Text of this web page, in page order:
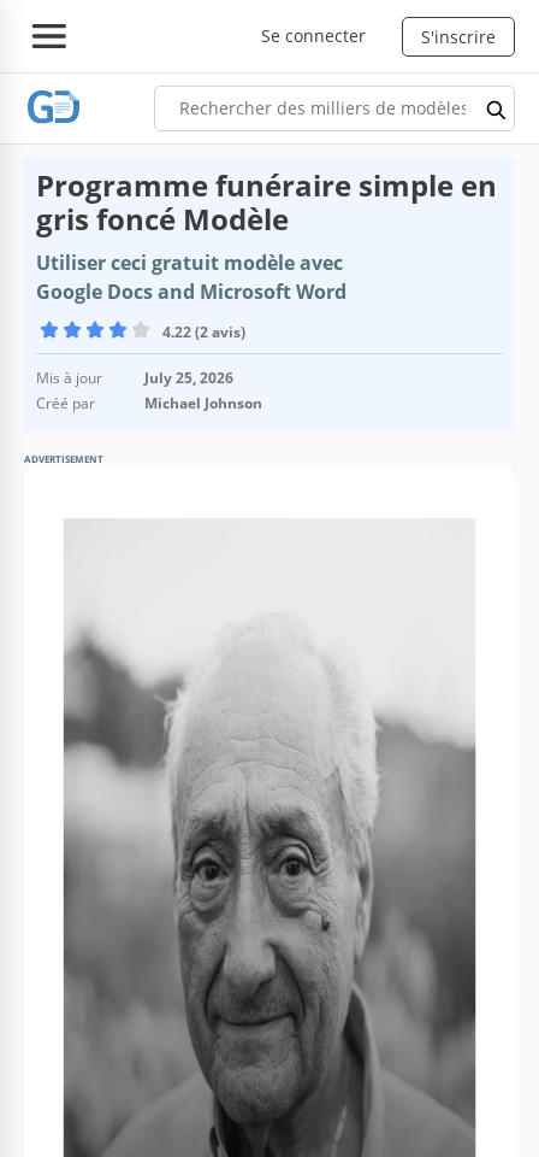
Se connecter S'inscrire
Programme funéraire simple en
gris foncé Modèle
Utiliser ceci gratuit modèle avec
Google Docs and Microsoft Word
4.22 (2 avis)
Mis à jour
July 25, 2026
Créé par
Michael Johnson
ADVERTISEMENT